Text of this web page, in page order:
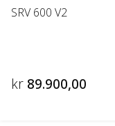
SRV 600 V2
kr 89.900,00